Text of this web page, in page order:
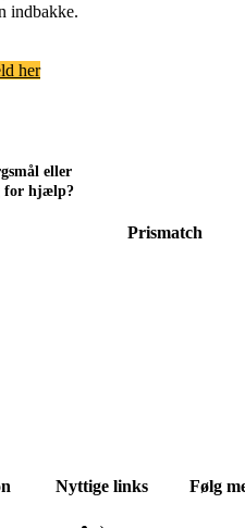
indbakke.
her
eller
for hjælp?
Prismatch
Nyttige links Følg